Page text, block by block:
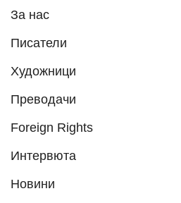
За нас
Писатели
Художници
Преводачи
Foreign Rights
Интервюта
Новини